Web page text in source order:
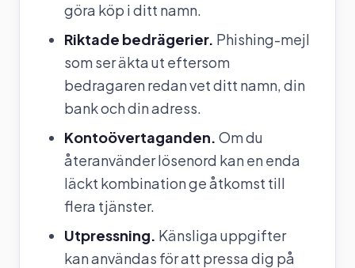
göra köp i ditt namn.
Riktade bedrägerier. Phishing-mejl
som ser äkta ut eftersom
bedragaren redan vet ditt namn, din
bank och din adress.
Kontoövertaganden. Om du
återanvänder lösenord kan en enda
läckt kombination ge åtkomst till
flera tjänster.
Utpressning. Känsliga uppgifter
kan användas för att pressa dig på